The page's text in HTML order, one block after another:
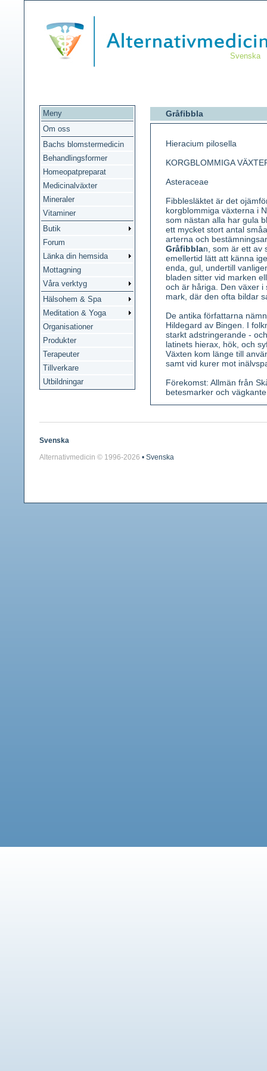
Svenska
Meny
Om oss
Bachs blomstermedicin
Behandlingsformer
Homeopatpreparat
Medicinalväxter
Mineraler
Vitaminer
Butik
Forum
Länka din hemsida
Mottagning
Våra verktyg
Hälsohem & Spa
Meditation & Yoga
Organisationer
Produkter
Terapeuter
Tillverkare
Utbildningar
Gråfibbla
Hieracium pilosella
KORGBLOMMIGA
Asteraceae
Fibblesläktet är det
korgblommiga växterna i
som nästan alla har gula
ett mycket stort antal
arterna och
Gråfibblan, som är ett av
emellertid lätt att känna
enda, gul, undertill
bladen sitter vid marken
och är håriga. Den växer i
mark, där den ofta bildar
De antika författarna
Hildegard av Bingen. I
starkt adstringerande -
latinets hierax, hök, och
Växten kom länge till
samt vid kurer mot
Förekomst: Allmän från
betesmarker och
översidan gröna eller
Svenska
Alternativmedicin © 1996-2026 • Svenska